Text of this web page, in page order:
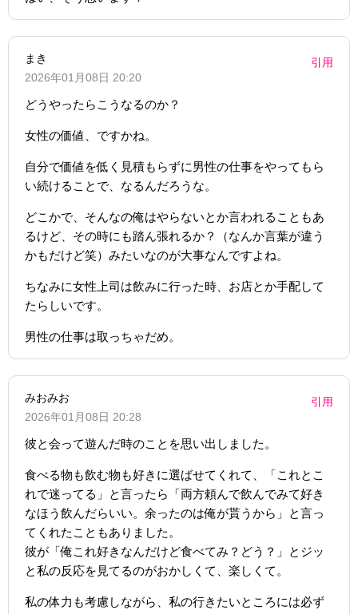
まき
2026年01月08日 20:20
引用
どうやったらこうなるのか？
女性の価値、ですかね。
自分で価値を低く見積もらずに男性の仕事をやってもら
い続けることで、なるんだろうな。
どこかで、そんなの俺はやらないとか言われることもあ
るけど、その時にも踏ん張れるか？（なんか言葉が違う
かもだけど笑）みたいなのが大事なんですよね。
ちなみに女性上司は飲みに行った時、お店とか手配して
たらしいです。
男性の仕事は取っちゃだめ。
みおみお
2026年01月08日 20:28
引用
彼と会って遊んだ時のことを思い出しました。
食べる物も飲む物も好きに選ばせてくれて、「これとこ
れで迷ってる」と言ったら「両方頼んで飲んでみて好き
なほう飲んだらいい。余ったのは俺が貰うから」と言っ
てくれたこともありました。
彼が「俺これ好きなんだけど食べてみ？どう？」とジッ
と私の反応を見てるのがおかしくて、楽しくて。
私の体力も考慮しながら、私の行きたいところには必ず